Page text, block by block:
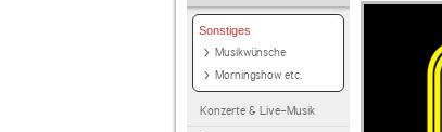
Sonstiges
Musikwünsche
Morningshow etc.
Konzerte & Live-Musik